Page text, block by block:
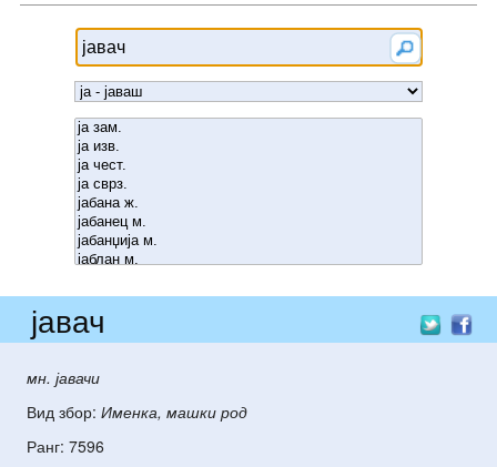
јавач
мн. јавачи
Вид збор: Именка, машки род
Ранг: 7596